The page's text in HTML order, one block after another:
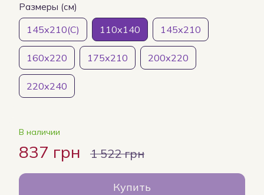
Размеры (см)
145х210(С) 110х140 145х210
160х220 175х210 200х220
220х240
В наличии
837 грн 1 522 грн
Купить